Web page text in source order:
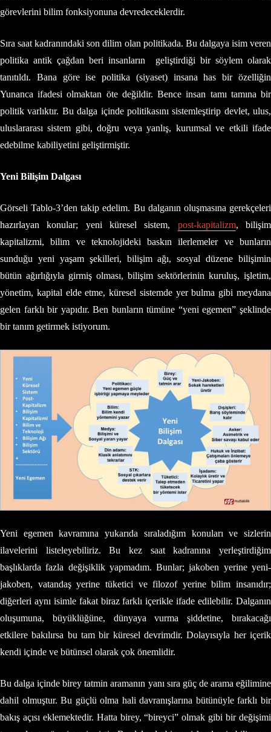
görevlerini bilim fonksiyonuna devredeceklerdir.
Sıra saat kadranındaki son dilim olan politikada. Bu dalgaya isim veren
politika antik çağdan beri insanların geliştirdiği bir söylem olarak
tanıtıldı. Bana göre ise politika (siyaset) insana has bir özelliğin
Yunanca ifadesi olmaktan öte değildir. Bence insan tamı tamına bir
politik varlıktır. Bu dalga içinde politikasını sistemleştirip devlet, ulus,
uluslararası sistem gibi, doğru veya yanlış, kurumsal ve etkili ifade
edebilme kabiliyetini geliştirmiştir.
Yeni Bilişim Dalgası
Görseli Tablo-3’den takip edelim. Bu dalganın oluşmasına gerekçeleri
hazırlayan konular; yeni küresel sistem, post-kapitalizm, bilişim
kapitalizmi, bilim ve teknolojideki baskın ilerlemeler ve bunların
sunduğu yeni yaşam şekilleri, bilişim ağı, sosyal düzene bilişimin
bütün ağırlığıyla girmiş olması, bilişim sektörlerinin kuruluş, işletim,
yönetim, kapital elde etme, küresel sistemde yer bulma gibi meydana
gelen farklı bir yapıdır. Ben bunların tümüne “yeni egemen” şeklinde
bir tanım getirmek istiyorum.
Yeni egemen kavramına yukarıda sıraladığım konuları ve sizlerin
ilavelerini listeleyebiliriz. Bu kez saat kadranına yerleştirdiğim
başlıklarda fazla değişiklik yapmadım. Bunlar; jakoben yerine yeni-
jakoben, vatandaş yerine tüketici ve filozof yerine bilim insanıdır;
diğerleri aynı isimle fakat biraz farklı içerikle ifade edilebilir. Dalganın
oluşumuna, büyüklüğüne, dünyaya vurma şiddetine, bırakacağı
etkilere bakılırsa bu tam bir küresel devrimdir. Dolayısıyla her içerik
kendi içinde ve bütünsel olarak çok önemlidir.
Bu dalga içinde birey tatmin aramanın yanı sıra güç de arama eğilimine
dahil olmuştur. Bu güçlü olma hali davranışlarına bütünüyle farklı bir
bakış açısı eklemektedir. Hatta birey, “bireyci” olmak gibi bir değişimi